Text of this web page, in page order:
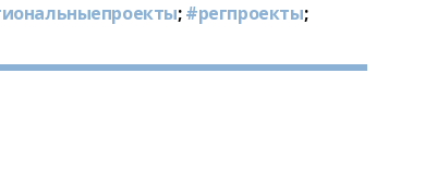
;#регпроекты;